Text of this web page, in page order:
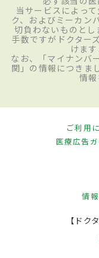
当サービスによっ
ク、およびミーカン
切負わないものと
手数ですがドクター
けま
なお、「マイナンバ
関」の情報につきま
情報
ご利用
医療広告
情
【ドク